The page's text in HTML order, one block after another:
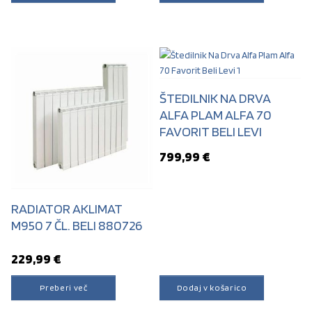
RADIATOR AKLIMAT
M950 7 ČL. BELI 880726
229,99 €
Preberi več
ŠTEDILNIK NA DRVA
ALFA PLAM ALFA 70
FAVORIT BELI LEVI
799,99 €
Dodaj v košarico